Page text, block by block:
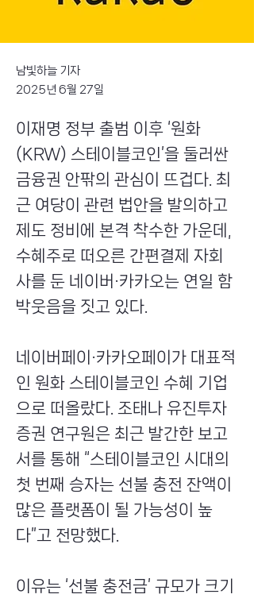
남빛하늘 기자
2025년 6월 27일
이재명 정부 출범 이후 ‘원화
(KRW) 스테이블코인’을 둘러싼
금융권 안팎의 관심이 뜨겁다. 최
근 여당이 관련 법안을 발의하고
제도 정비에 본격 착수한 가운데,
수혜주로 떠오른 간편결제 자회
사를 둔 네이버·카카오는 연일 함
박웃음을 짓고 있다.
네이버페이·카카오페이가 대표적
인 원화 스테이블코인 수혜 기업
으로 떠올랐다. 조태나 유진투자
증권 연구원은 최근 발간한 보고
서를 통해 “스테이블코인 시대의
첫 번째 승자는 선불 충전 잔액이
많은 플랫폼이 될 가능성이 높
다”고 전망했다.
이유는 ‘선불 충전금’ 규모가 크기